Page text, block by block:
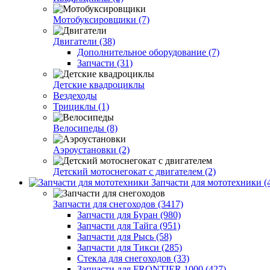
Мотобуксировщики (7)
Двигатели (38)
Дополнительное оборудование (7)
Запчасти (31)
Детские квадроциклы
Вездеходы
Трициклы (1)
Велосипеды (8)
Аэроустановки (2)
Детский мотоснегокат с двигателем (2)
Запчасти для мототехники
Запчасти для снегоходов (3417)
Запчасти для Буран (980)
Запчасти для Тайга (951)
Запчасти для Рысь (58)
Запчасти для Тикси (285)
Стекла для снегоходов (33)